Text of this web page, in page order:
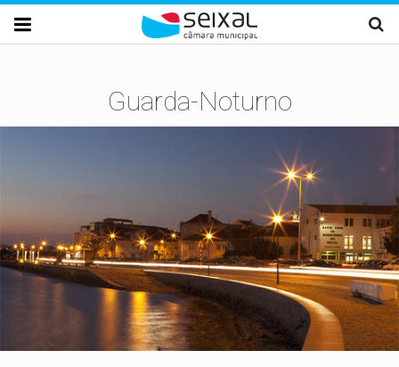
Passar para o conteúdo principal

Guarda-Noturno